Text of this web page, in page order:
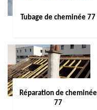
Tubage de cheminée 77
Réparation de cheminée
77